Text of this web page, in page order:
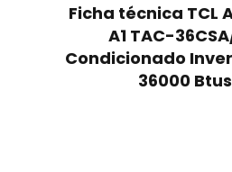
Ficha técnica TCL
A1 TAC-
Condicionado
36000